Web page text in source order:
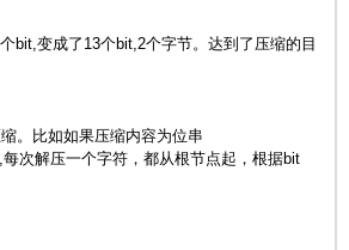
bit,变成了13个bit,2个字节。达到了压缩的目
。比如如果压缩内容为位串
次解压一个字符，都从根节点起，根据bit